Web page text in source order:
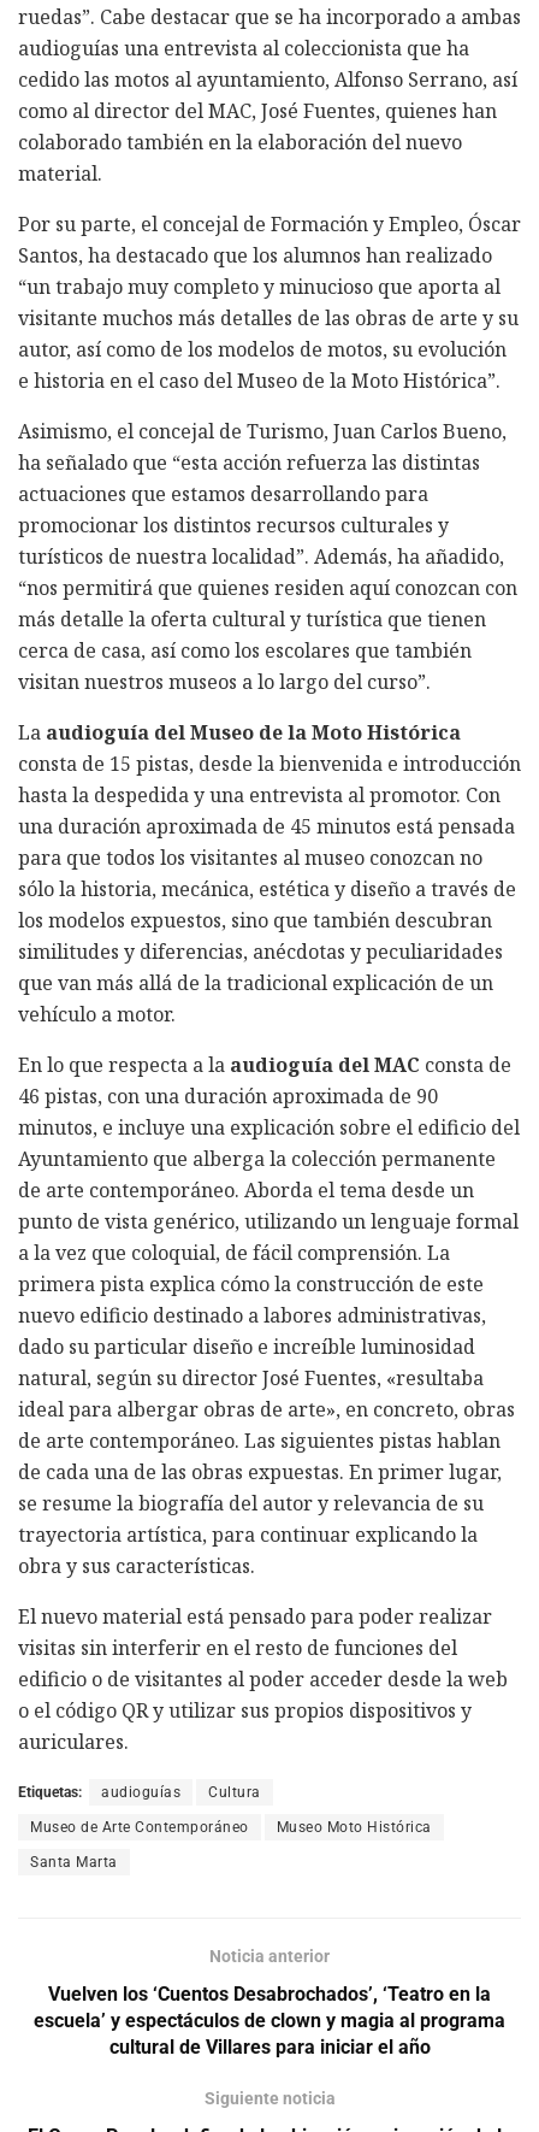
ruedas”. Cabe destacar que se ha incorporado a ambas
audioguías una entrevista al coleccionista que ha
cedido las motos al ayuntamiento, Alfonso Serrano, así
como al director del MAC, José Fuentes, quienes han
colaborado también en la elaboración del nuevo
material.
Por su parte, el concejal de Formación y Empleo, Óscar
Santos, ha destacado que los alumnos han realizado
“un trabajo muy completo y minucioso que aporta al
visitante muchos más detalles de las obras de arte y su
autor, así como de los modelos de motos, su evolución
e historia en el caso del Museo de la Moto Histórica”.
Asimismo, el concejal de Turismo, Juan Carlos Bueno,
ha señalado que “esta acción refuerza las distintas
actuaciones que estamos desarrollando para
promocionar los distintos recursos culturales y
turísticos de nuestra localidad”. Además, ha añadido,
“nos permitirá que quienes residen aquí conozcan con
más detalle la oferta cultural y turística que tienen
cerca de casa, así como los escolares que también
visitan nuestros museos a lo largo del curso”.
La audioguía del Museo de la Moto Histórica
consta de 15 pistas, desde la bienvenida e introducción
hasta la despedida y una entrevista al promotor. Con
una duración aproximada de 45 minutos está pensada
para que todos los visitantes al museo conozcan no
sólo la historia, mecánica, estética y diseño a través de
los modelos expuestos, sino que también descubran
similitudes y diferencias, anécdotas y peculiaridades
que van más allá de la tradicional explicación de un
vehículo a motor.
En lo que respecta a la audioguía del MAC consta de
46 pistas, con una duración aproximada de 90
minutos, e incluye una explicación sobre el edificio del
Ayuntamiento que alberga la colección permanente
de arte contemporáneo. Aborda el tema desde un
punto de vista genérico, utilizando un lenguaje formal
a la vez que coloquial, de fácil comprensión. La
primera pista explica cómo la construcción de este
nuevo edificio destinado a labores administrativas,
dado su particular diseño e increíble luminosidad
natural, según su director José Fuentes, «resultaba
ideal para albergar obras de arte», en concreto, obras
de arte contemporáneo. Las siguientes pistas hablan
de cada una de las obras expuestas. En primer lugar,
se resume la biografía del autor y relevancia de su
trayectoria artística, para continuar explicando la
obra y sus características.
El nuevo material está pensado para poder realizar
visitas sin interferir en el resto de funciones del
edificio o de visitantes al poder acceder desde la web
o el código QR y utilizar sus propios dispositivos y
auriculares.
Etiquetas: audioguías Cultura
Museo de Arte Contemporáneo Museo Moto Histórica
Santa Marta
Noticia anterior
Vuelven los ‘Cuentos Desabrochados’, ‘Teatro en la
escuela’ y espectáculos de clown y magia al programa
cultural de Villares para iniciar el año
Siguiente noticia